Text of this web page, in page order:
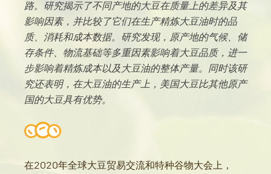
路。研究揭示了不同产地的大豆在质量上的差异及其
影响因素，并比较了它们在生产精炼大豆油时的品
质、消耗和成本数据。研究发现，原产地的气候、储
存条件、物流基础等多重因素影响着大豆品质，进一
步影响着精炼成本以及大豆油的整体产量。同时该研
究还表明，在大豆油的生产上，美国大豆比其他原产
国的大豆具有优势。
在2020年全球大豆贸易交流和特种谷物大会上，